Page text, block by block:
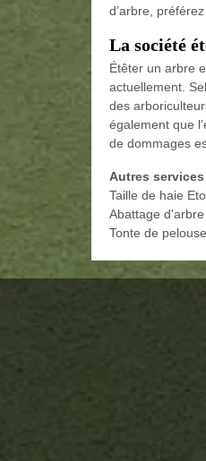
d’arbre,
La société
Étêter un arbre
actuellement.
des
également que
de dommages
Autres services
Taille de haie
Abattage
Tonte de